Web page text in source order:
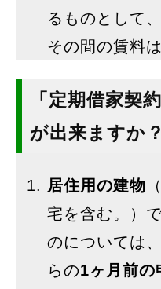
るものとして
その間の賃料
「定期借家契
が出来ますか？
居住用の建物
宅を含む。）
のについては
らの1ヶ月前の